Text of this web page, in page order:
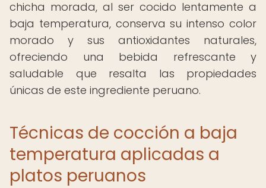
chicha morada, al ser cocido lentamente a
baja temperatura, conserva su intenso color
morado y sus antioxidantes naturales,
ofreciendo una bebida refrescante y
saludable que resalta las propiedades
únicas de este ingrediente peruano.
Técnicas de cocción a baja
temperatura aplicadas a
platos peruanos